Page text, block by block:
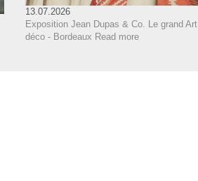
13.07.2026
Exposition Jean Dupas & Co. Le grand Art
déco - Bordeaux Read more